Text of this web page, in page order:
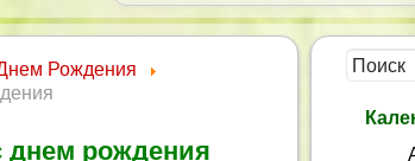
Рождения
днем рождения